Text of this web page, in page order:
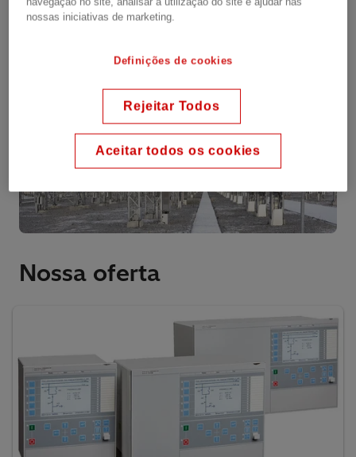
Nossa oferta
nossas iniciativas de marketing.
Definições de cookies
Rejeitar Todos
Aceitar todos os cookies